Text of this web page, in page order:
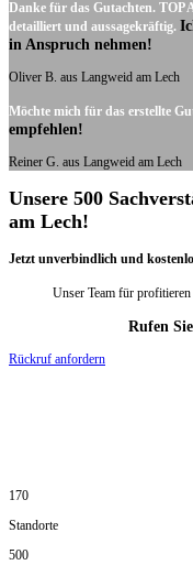
Danke für das Gutachten. TOP
detailliert und aussagekräftig.
in Anspruch nehmen!
Oliver B. aus Langweid am Lech
Möchte mich für das erstellte
empfehlen!
Reiner G. aus Langweid am Lech
Unsere 500
am Lech!
Jetzt unverbindlich und
Unser Team für
Rufen
Rückruf anfordern
170
Standorte
500